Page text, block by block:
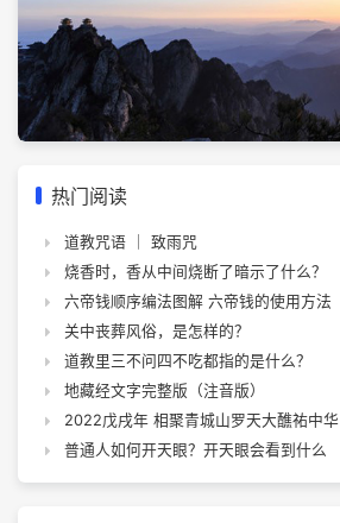
热门阅读
道教咒语 ｜ 致雨咒
烧香时，香从中间烧断了暗示了什么？
六帝钱顺序编法图解 六帝钱的使用方法
关中丧葬风俗，是怎样的？
道教里三不问四不吃都指的是什么？
地藏经文字完整版（注音版）
2022戊戌年 相聚青城山罗天大醮祐中华
普通人如何开天眼？开天眼会看到什么